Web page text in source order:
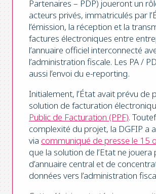
Partenaires – PDP) joueront un
acteurs privés, immatriculés par
l’émission, la réception et la
factures électroniques entre
l’annuaire officiel interconnecté
l’administration fiscale. Les PA /
aussi l’envoi du e-reporting.
Initialement, l’État avait prévu de
solution de facturation
Public de Facturation (PPF).
complexité du projet, la DGFIP a
via communiqué de presse le 15
que la solution de l’Etat ne jouera
d’annuaire central et de
données vers l’administration